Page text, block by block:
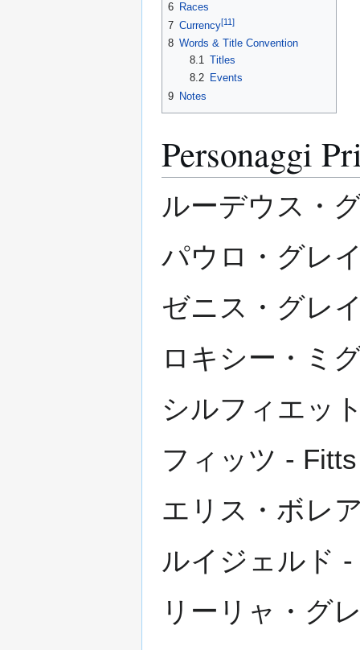
6 Races
7 Currency[11]
8 Words & Title Convention
8.1
Titles
8.2
Events
9 Notes
Personaggi
ルーデウス・
パウロ・グレ
ゼニス・グレ
ロキシー・ミ
シルフィエッ
フィッツ - Fitts
エリス・ボレ
ルイジェルド
リーリャ・グ